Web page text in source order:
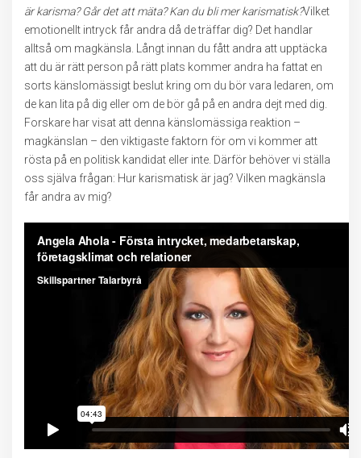
är karisma? Går det att mäta? Kan du bli mer karismatisk?Vilket
emotionellt intryck får andra då de träffar dig? Det handlar
alltså om magkänsla. Långt innan du fått andra att upptäcka
att du är rätt person på rätt plats kommer andra ha fattat en
sorts känslomässigt beslut kring om du bör vara ledaren, om
de kan lita på dig eller om de bör gå på en andra dejt med dig.
Forskare har visat att denna känslomässiga reaktion –
magkänslan – den viktigaste faktorn för om vi kommer att
rösta på en politisk kandidat eller inte. Därför behöver vi ställa
oss själva frågan: Hur karismatisk är jag? Vilken magkänsla
får andra av mig?